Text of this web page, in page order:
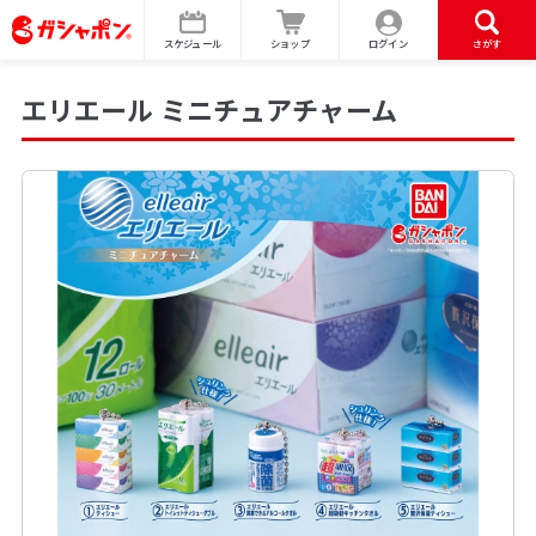
スケジュール ショップ ログイン さがす
エリエール ミニチュアチャーム